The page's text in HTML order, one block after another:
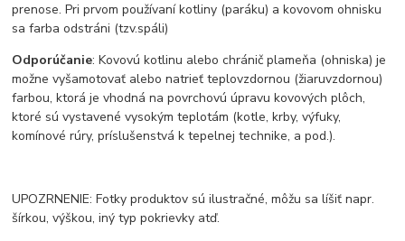
prenose. Pri prvom používaní kotliny (paráku) a kovovom ohnisku
sa farba odstráni (tzv.spáli)
Odporúčanie: Kovovú kotlinu alebo chránič plameňa (ohniska) je
možne vyšamotovať alebo natrieť teplovzdornou (žiaruvzdornou)
farbou, ktorá je vhodná na povrchovú úpravu kovových plôch,
ktoré sú vystavené vysokým teplotám (kotle, krby, výfuky,
komínové rúry, príslušenstvá k tepelnej technike, a pod.).
UPOZRNENIE: Fotky produktov sú ilustračné, môžu sa líšiť napr.
šírkou, výškou, iný typ pokrievky atď.